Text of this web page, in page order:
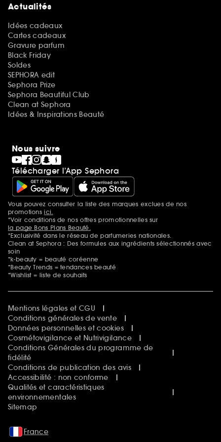
Actualités
Idées cadeaux
Cartes cadeaux
Gravure parfum
Black Friday
Soldes
SEPHORA edit
Sephora Prize
Sephora Beautiful Club
Clean at Sephora
Idées & Inspirations Beauté
Nous suivre
Télécharger l’App Sephora
Mentions additionnelles
Vous pouvez consulter la liste des marques exclues de nos
promotionsici.
*Voir conditions de nos offres promotionnelles sur
la page Bons Plans Beauté.
*Exclusivité dans le réseau de parfumeries nationales.
Clean at Sephora : Des formules aux ingrédients sélectionnés avec
soin
*k-beauty = beauté coréenne
*Beauty Trends = tendances beauté
*Wishlist = liste de souhaits
Mentions légales et CGU
Conditions générales de vente
Données personnelles et cookies
Cosmétovigilance et Nutrivigilance
Conditions Générales du programme de
fidélité
Conditions de publication des avis
Accessibilité : non conforme
Qualités et caractéristiques
environnementales
Sitemap
France